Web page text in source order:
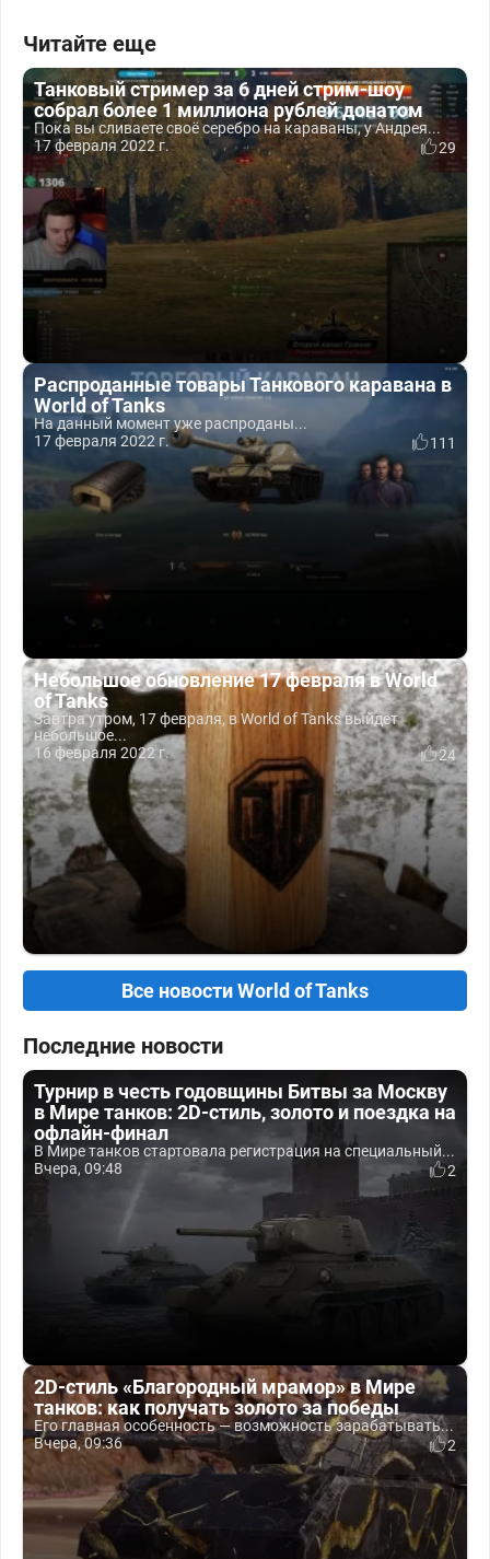
Читайте еще
Танковый стример за 6 дней стрим-шоу
собрал более 1 миллиона рублей донатом
Пока вы сливаете своё серебро на караваны, у Андрея...
17 февраля 2022 г.
29
Распроданные товары Танкового каравана в
World of Tanks
На данный момент уже распроданы...
17 февраля 2022 г.
111
Небольшое обновление 17 февраля в World
of Tanks
Завтра утром, 17 февраля, в World of Tanks выйдет
небольшое...
16 февраля 2022 г.
24
Все новости World of Tanks
Последние новости
Турнир в честь годовщины Битвы за Москву
в Мире танков: 2D-стиль, золото и поездка на
офлайн-финал
В Мире танков стартовала регистрация на специальный...
Вчера, 09:48
2
2D-стиль «Благородный мрамор» в Мире
танков: как получать золото за победы
Его главная особенность — возможность зарабатывать...
Вчера, 09:36
2